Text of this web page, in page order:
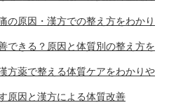
の原因・漢方での整え方をわかり
できる？原因と体質別の整え方を
方薬で整える体質ケアをわかりや
原因と漢方による体質改善